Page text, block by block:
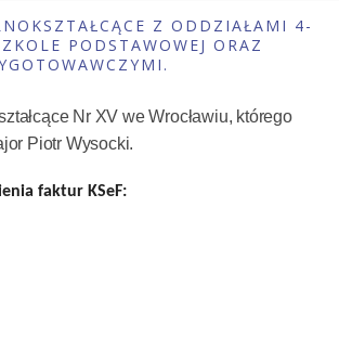
Z ODDZIAŁAMI 4-
PODSTAWOWEJ ORAZ
Nr XV we Wrocławiu, którego
Piotr Wysocki.
faktur KSeF: